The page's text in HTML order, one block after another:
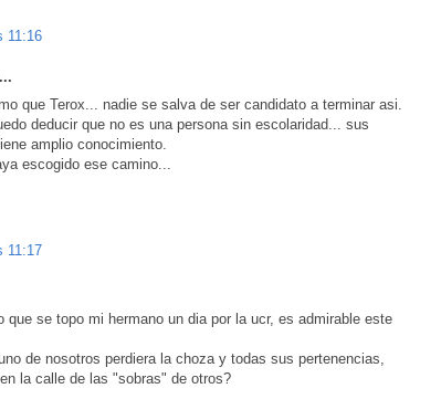
11:16
que Terox... nadie se salva de ser candidato a terminar asi.
deducir que no es una persona sin escolaridad... sus
amplio conocimiento.
escogido ese camino...
11:17
que se topo mi hermano un dia por la ucr, es admirable este
de nosotros perdiera la choza y todas sus pertenencias,
la calle de las "sobras" de otros?